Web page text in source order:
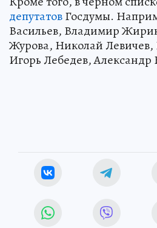
депутатовГосдумы.
Васильев, Владимир
Журова, Николай
Игорь Лебедев, Александр